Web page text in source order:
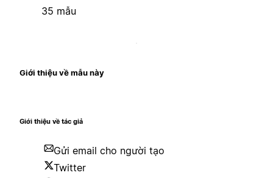
35 mẫu
Giới thiệu về mẫu này
Giới thiệu về tác giả
Gửi email cho người tạo
Twitter